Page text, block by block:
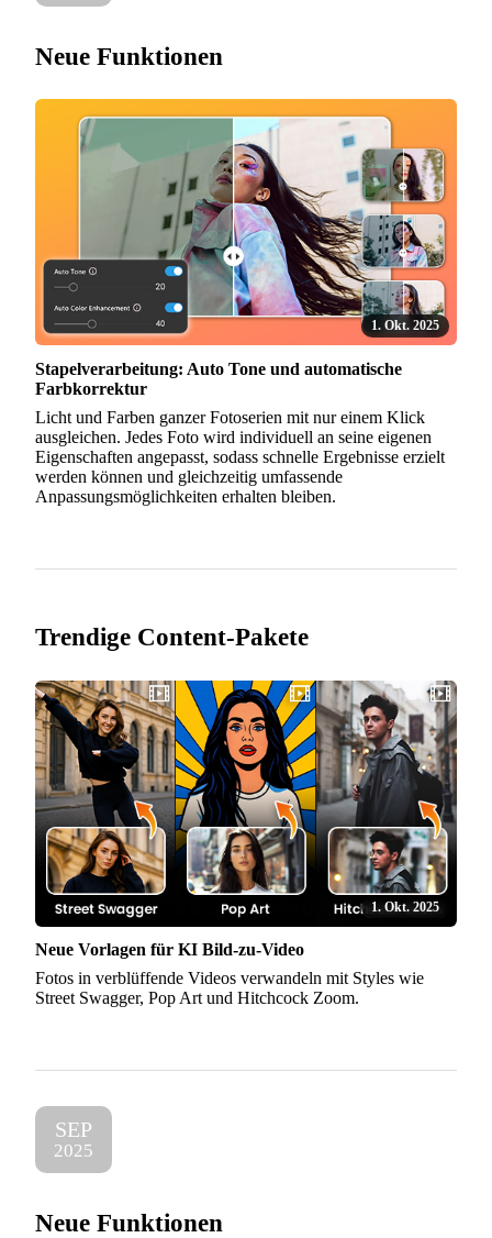
Neue Funktionen
1. Okt. 2025
Stapelverarbeitung: Auto Tone und automatische
Farbkorrektur
Licht und Farben ganzer Fotoserien mit nur einem Klick
ausgleichen. Jedes Foto wird individuell an seine eigenen
Eigenschaften angepasst, sodass schnelle Ergebnisse erzielt
werden können und gleichzeitig umfassende
Anpassungsmöglichkeiten erhalten bleiben.
Trendige Content-Pakete
1. Okt. 2025
Neue Vorlagen für KI Bild-zu-Video
Fotos in verblüffende Videos verwandeln mit Styles wie
Street Swagger, Pop Art und Hitchcock Zoom.
SEP
2025
Neue Funktionen